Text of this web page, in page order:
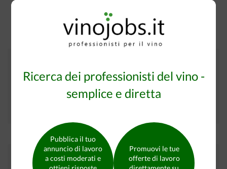
Cerco lavoro nel settore del vino
Trova il candidato qualificato che stai cercando
Ricerca dei professionisti del vino -
semplice e diretta
Pubblica il tuo
annuncio di lavoro
a costi moderati e
Promuovi le tue
offerte di lavoro